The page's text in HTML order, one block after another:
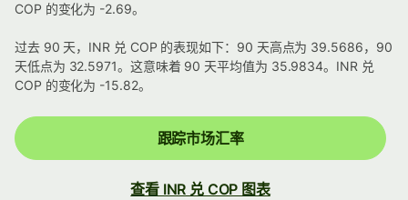
COP 的变化为 -2.69。
过去 90 天，INR 兑 COP 的表现如下：90 天高点为 39.5686，90
天低点为 32.5971。这意味着 90 天平均值为 35.9834。INR 兑
COP 的变化为 -15.82。
跟踪市场汇率
查看 INR 兑 COP 图表